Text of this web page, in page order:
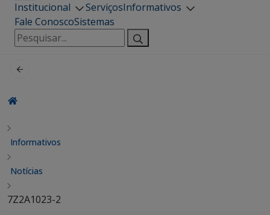
Institucional ServiçosInformativos
Fale ConoscoSistemas
Pesquisar
por:
Informativos
Notícias
7Z2A1023-2